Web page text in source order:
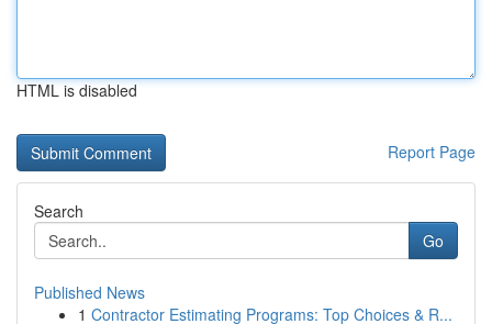
HTML is disabled
Report Page
Search
Go
Published News
1 Contractor Estimating Programs: Top Choices & R...